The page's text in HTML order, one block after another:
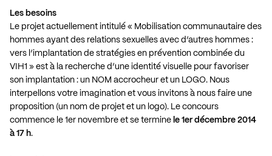
Les besoins
Le projet actuellement intitulé « Mobilisation communautaire des
hommes ayant des relations sexuelles avec d’autres hommes :
vers l’implantation de stratégies en prévention combinée du
VIH1 » est à la recherche d’une identité visuelle pour favoriser
son implantation : un NOM accrocheur et un LOGO. Nous
interpellons votre imagination et vous invitons à nous faire une
proposition (un nom de projet et un logo). Le concours
commence le 1er novembre et se termine le 1er décembre 2014
à 17 h.